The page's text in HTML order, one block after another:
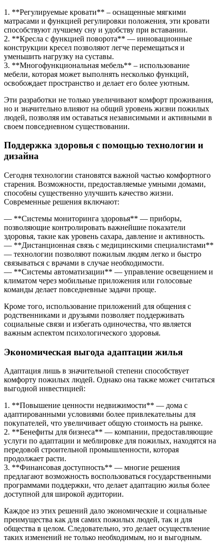
1. **Регулируемые кровати** – оснащенные мягкими
матрасами и функцией регулировки положения, эти кровати
способствуют лучшему сну и удобству при вставании.
2. **Кресла с функцией поворота** — инновационные
конструкции кресел позволяют легче перемещаться и
уменьшить нагрузку на суставы.
3. **Многофункциональная мебель** – использование
мебели, которая может выполнять несколько функций,
освобождает пространство и делает его более уютным.
Эти разработки не только увеличивают комфорт проживания,
но и значительно влияют на общий уровень жизни пожилых
людей, позволяя им оставаться независимыми и активными в
своем повседневном существовании.
Поддержка здоровья с помощью технологии и
дизайна
Сегодня технологии становятся важной частью комфортного
старения. Возможности, предоставляемые умными домами,
способны существенно улучшить качество жизни.
Современные решения включают:
— **Системы мониторинга здоровья** — приборы,
позволяющие контролировать важнейшие показатели
здоровья, такие как уровень сахара, давление и активность.
— **Дистанционная связь с медицинскими специалистами**
— технологии позволяют пожилым людям легко и быстро
связываться с врачами в случае необходимости.
— **Системы автоматизации** — управление освещением и
климатом через мобильные приложения или голосовые
команды делает повседневные задачи проще.
Кроме того, использование приложений для общения с
родственниками и друзьями позволяет поддерживать
социальные связи и избегать одиночества, что является
важным аспектом психологического здоровья.
Экономическая выгода адаптации жилья
Адаптация лишь в значительной степени способствует
комфорту пожилых людей. Однако она также может считаться
выгодной инвестицией:
1. **Повышение ценности недвижимости** — дома с
адаптированными условиями более привлекательны для
покупателей, что увеличивает общую стоимость на рынке.
2. **Бенефиты для бизнеса** — компании, предоставляющие
услуги по адаптации и меблировке для пожилых, находятся на
передовой строительной промышленности, которая
продолжает расти.
3. **Финансовая доступность** — многие решения
предлагают возможность воспользоваться государственными
программами поддержки, что делает адаптацию жилья более
доступной для широкой аудитории.
Каждое из этих решений дало экономические и социальные
преимущества как для самих пожилых людей, так и для
общества в целом. Следовательно, это делает осуществление
таких изменений не только необходимым, но и выгодным.